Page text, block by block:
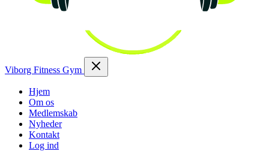
Viborg Fitness Gym
Hjem
Om os
Medlemskab
Nyheder
Kontakt
Log ind